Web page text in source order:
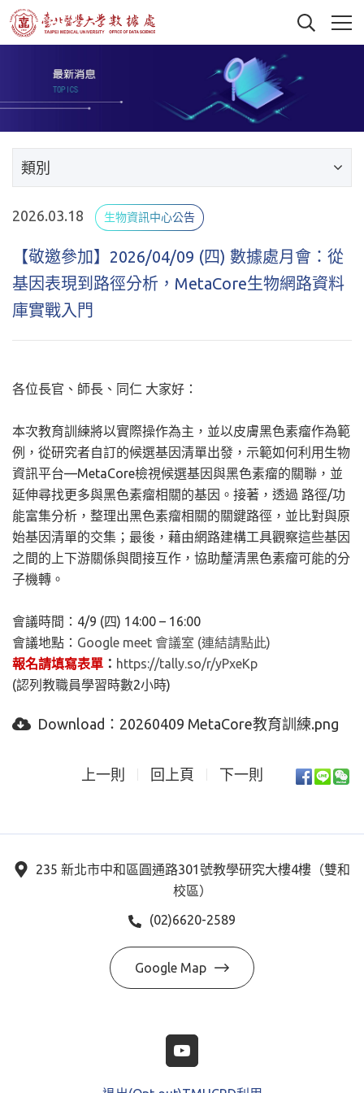
類別
2026.03.18 生物資訊中心公告
【敬邀參加】2026/04/09 (四) 數據處月會：從
基因表現到路徑分析，MetaCore生物網路資料
庫實戰入門
各位長官、師長、同仁 大家好：
本次教育訓練將以實際操作為主，並以皮膚黑色素瘤作為範
例， 從研究者自訂的候選基因清單出發，示範如何利用生物
資訊平台—MetaCore檢視候選基因與黑色素瘤的關聯， 並
延伸尋找更多與黑色素瘤相關的基因。接著，透過 路徑/功
能富集分析，整理出黑色素瘤相關的關鍵路徑， 並比對與原
始基因清單的交集；最後， 藉由網路建構工具觀察這些基因
之間的上下游關係與間接互作， 協助釐清黑色素瘤可能的分
子機轉。
會議時間：4/9 (四) 14:00 – 16:00
會議地點： Google meet 會議室 (連結請點此)
報名請填寫表單 ： https://tally.so/r/yPxeKp
(認列教職員學習時數2小時)
Download： 20260409 MetaCore教育訓練.png
上一則 回上頁 下一則
235 新北市中和區圓通路301號教學研究大樓4樓（雙和
校區）
(02)6620-2589
Google Map